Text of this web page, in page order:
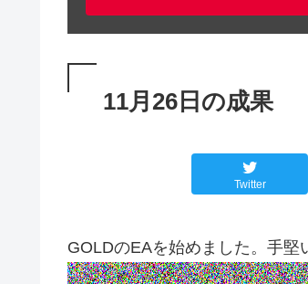
11月26日の成果
Twitter
GOLDのEAを始めました。手